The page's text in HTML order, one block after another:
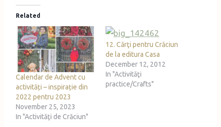
d
i
n
g
…
Related
Calendar de Advent cu
activități – inspirație din
2022 pentru 2023
November 25, 2023
In "Activităţi de Crăciun"
12. Cărţi pentru Crăciun
de la editura Casa
December 12, 2012
In "Activităţi
practice/Crafts"